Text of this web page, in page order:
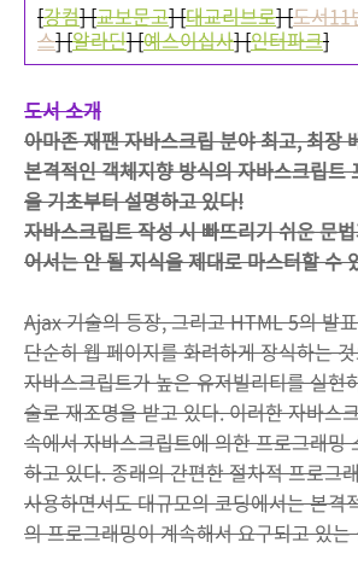
[강컴] [교보문고] [대교리브로] [도서11
스] [알라딘] [예스이십사] [인터파크]
도서 소개
아마존 재팬 자바스크립 분야 최고, 최장
본격적인 객체지향 방식의 자바스크립트
을 기초부터 설명하고 있다!
자바스크립트 작성 시 빠뜨리기 쉬운 문
어서는 안 될 지식을 제대로 마스터할 수
Ajax 기술의 등장, 그리고 HTML 5의 발
단순히 웹 페이지를 화려하게 장식하는
자바스크립트가 높은 유저빌리티를 실현
술로 재조명을 받고 있다. 이러한 자바스
속에서 자바스크립트에 의한 프로그래밍
하고 있다. 종래의 간편한 절차적 프로그
사용하면서도 대규모의 코딩에서는 본격
의 프로그래밍이 계속해서 요구되고 있